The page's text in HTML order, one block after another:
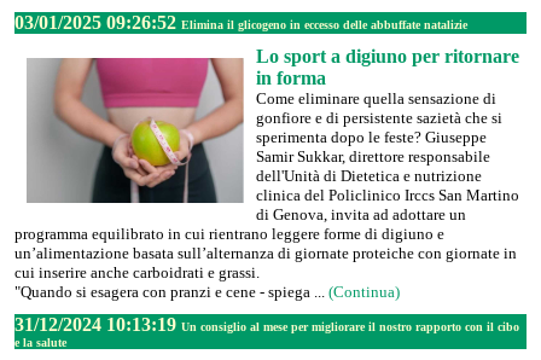
03/01/2025 09:26:52 Elimina il glicogeno in eccesso delle abbuffate natalizie
Lo sport a digiuno per ritornare
in forma
Come eliminare quella sensazione di
gonfiore e di persistente sazietà che si
sperimenta dopo le feste? Giuseppe
Samir Sukkar, direttore responsabile
dell'Unità di Dietetica e nutrizione
clinica del Policlinico Irccs San Martino
di Genova, invita ad adottare un
programma equilibrato in cui rientrano leggere forme di digiuno e
un’alimentazione basata sull’alternanza di giornate proteiche con giornate in
cui inserire anche carboidrati e grassi.
"Quando si esagera con pranzi e cene - spiega ... (Continua)
31/12/2024 10:13:19 Un consiglio al mese per migliorare il nostro rapporto con il cibo
e la salute